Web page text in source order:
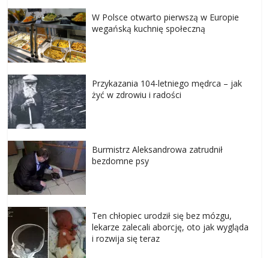
W Polsce otwarto pierwszą w Europie
wegańską kuchnię społeczną
Przykazania 104-letniego mędrca – jak
żyć w zdrowiu i radości
Burmistrz Aleksandrowa zatrudnił
bezdomne psy
Ten chłopiec urodził się bez mózgu,
lekarze zalecali aborcję, oto jak wygląda
i rozwija się teraz